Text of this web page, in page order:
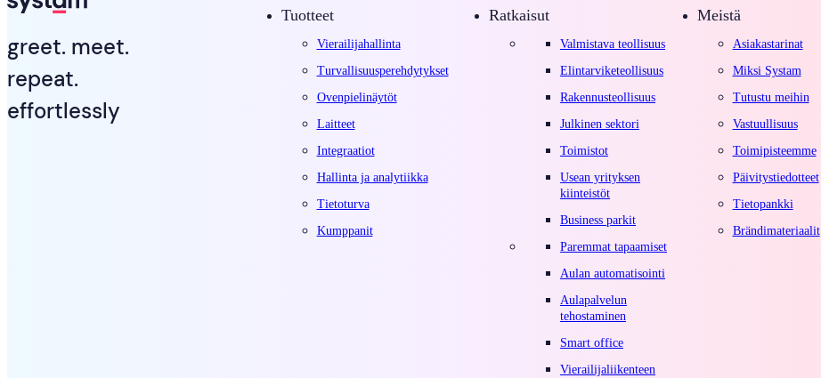
greet. meet.
repeat.
effortlessly
Tuotteet
Vierailijahallinta
Turvallisuusperehdytykset
Ovenpielinäytöt
Laitteet
Integraatiot
Hallinta ja analytiikka
Tietoturva
Kumppanit
Ratkaisut
Valmistava teollisuus
Elintarviketeollisuus
Rakennusteollisuus
Julkinen sektori
Toimistot
Usean yrityksen
kiinteistöt
Business parkit
Paremmat tapaamiset
Aulan automatisointi
Aulapalvelun
tehostaminen
Smart office
Vierailijaliikenteen
Meistä
Asiakastarinat
Miksi Systam
Tutustu meihin
Vastuullisuus
Toimipisteemme
Päivitystiedotteet
Tietopankki
Brändimateriaalit